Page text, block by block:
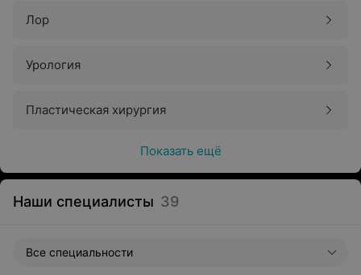
Лор
Урология
Пластическая хирургия
Показать ещё
Наши специалисты 39
Все специальности